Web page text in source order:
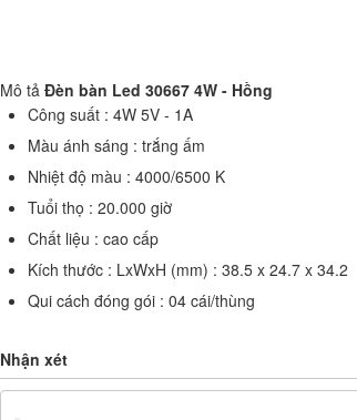
Mô tả Đèn bàn Led 30667 4W - Hồng
Công suất : 4W 5V - 1A
Màu ánh sáng : trắng ấm
Nhiệt độ màu : 4000/6500 K
Tuổi thọ : 20.000 giờ
Chất liệu : cao cấp
Kích thước : LxWxH (mm) : 38.5 x 24.7 x 34.2
Qui cách đóng gói : 04 cái/thùng
Nhận xét